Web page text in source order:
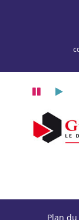
PauseLecture
Aquitaine
Plan